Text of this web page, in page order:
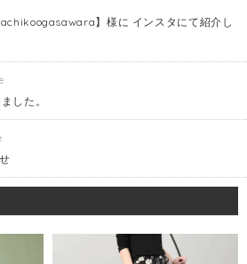
】様に インスタにて紹介し
した。